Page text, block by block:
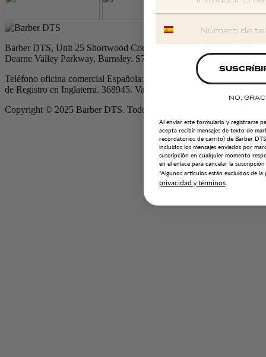
Barber DTS, Unit 25 Shortwood Court, Shortwood Business Park,
Dearne Valley Parkway, Barnsley. S74 9LH
Teléfono oficina comercial Española: 0034 937 37 93 09 Número
de Registro en Inglaterra. 368945. Vat No. GB125 457 908
Copyright © 2025 Barber DTS. Todos los derechos reservados.
NO,
Al enviar este formulario y registrarse
acepta recibir mensajes de texto de
recordatorios de carrito) de Barber
incluidos los mensajes enviados por
suscripción en cualquier momento
en el enlace para cancelar la
*Algunos artículos están excluidos de
privacidad ytérminos.